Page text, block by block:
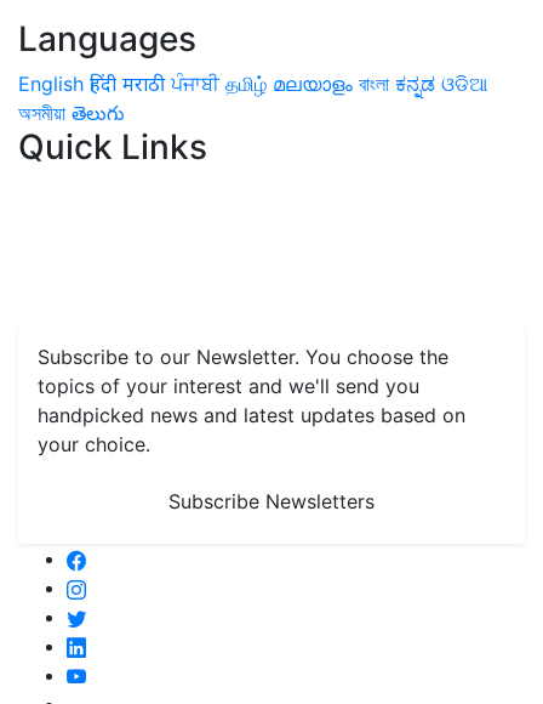
Languages
English हिंदी मराठी ਪੰਜਾਬੀ தமிழ் മലയാളം বাংলা ಕನ್ನಡ ଓଡିଆ
অসমীয়া తెలుగు
Quick Links
Subscribe to our Newsletter. You choose the
topics of your interest and we'll send you
handpicked news and latest updates based on
your choice.
Subscribe Newsletters